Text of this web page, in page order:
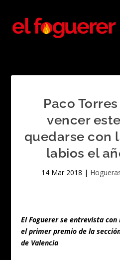
Paco
vencer
quedarse con
labios el
14 Mar 2018 |
El Foguerer se entrevista
el primer premio de la
de Valencia